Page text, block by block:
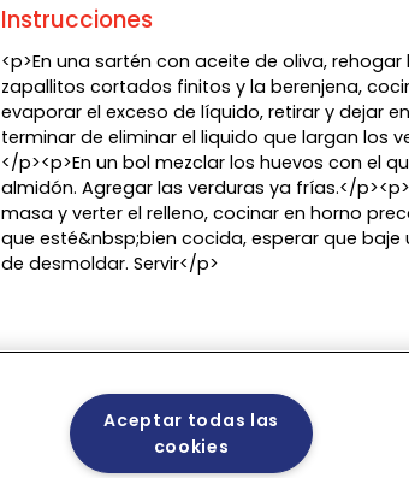
Instrucciones
<p>En una sartén con aceite de oliva,
zapallitos cortados finitos y la berenjena,
evaporar el exceso de líquido, retirar y dejar
terminar de eliminar el liquido que largan los
</p><p>En un bol mezclar los huevos con el
almidón. Agregar las verduras ya frías.</
masa y verter el relleno, cocinar en horno
que esté&nbsp;bien cocida, esperar que
de desmoldar. Servir</p>
Aceptar todas las
cookies